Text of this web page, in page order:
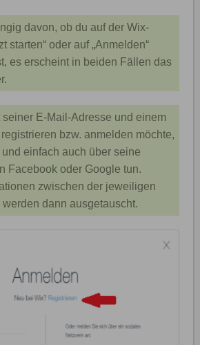
davon, ob du auf der Wix-
starten“ oder auf „Anmelden“
es erscheint in beiden Fällen das
E-Mail-Adresse und einem
bzw. anmelden möchte,
einfach auch über seine
Facebook oder Google tun.
zwischen der jeweiligen
werden dann ausgetauscht.